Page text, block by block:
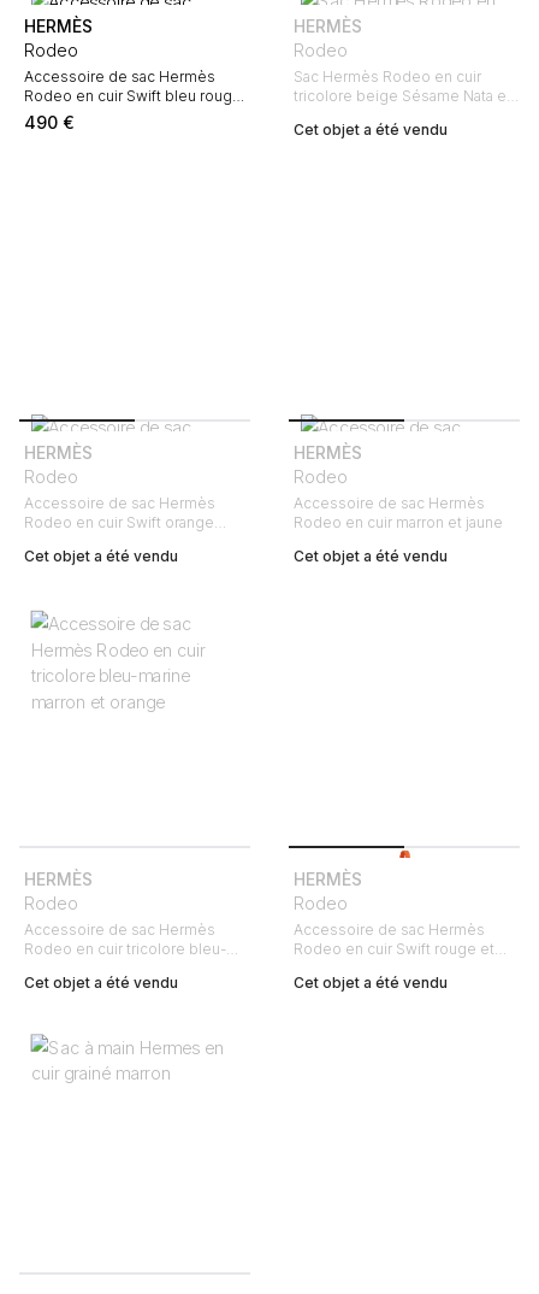
HERMÈS
Rodeo
Accessoire de sac Hermès
Rodeo en cuir Swift bleu rouge
et Terre Battue
490 €
HERMÈS
Rodeo
Sac Hermès Rodeo en cuir
tricolore beige Sésame Nata et
Cet objet a été vendu
HERMÈS
Rodeo
Accessoire de sac Hermès
Rodeo en cuir Swift orange
Cet objet a été vendu
HERMÈS
Rodeo
Accessoire de sac Hermès
Rodeo en cuir marron et jaune
Cet objet a été vendu
HERMÈS
Rodeo
Accessoire de sac Hermès
Rodeo en cuir tricolore bleu-
Cet objet a été vendu
HERMÈS
Rodeo
Accessoire de sac Hermès
Rodeo en cuir Swift rouge et
Cet objet a été vendu